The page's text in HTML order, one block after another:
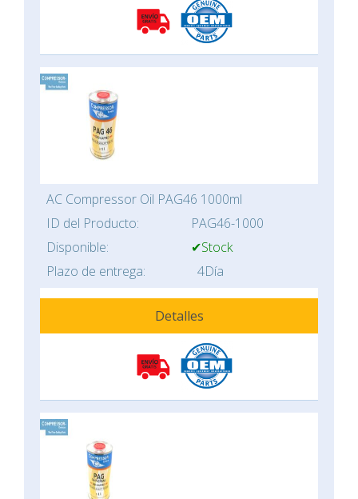
AC Compressor Oil PAG46 1000ml
ID del Producto:
PAG46-1000
Disponible:
✔Stock
Plazo de entrega:
4Día
Detalles